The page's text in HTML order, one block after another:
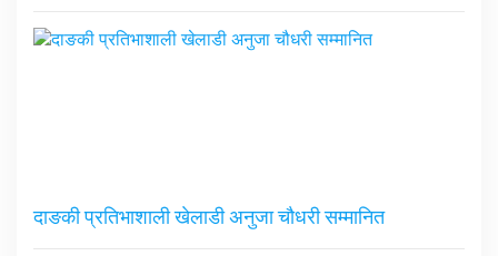
दाङकी प्रतिभाशाली खेलाडी अनुजा चौधरी सम्मानित